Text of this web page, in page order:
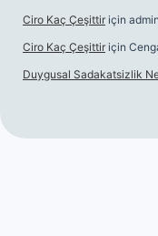
Ciro Kaç Çeşittir için admin
Ciro Kaç Çeşittir için
Duygusal Sadakatsizlik